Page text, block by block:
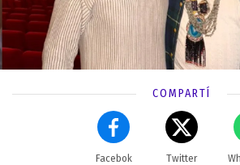
COMPARTÍ
Facebok Twitter